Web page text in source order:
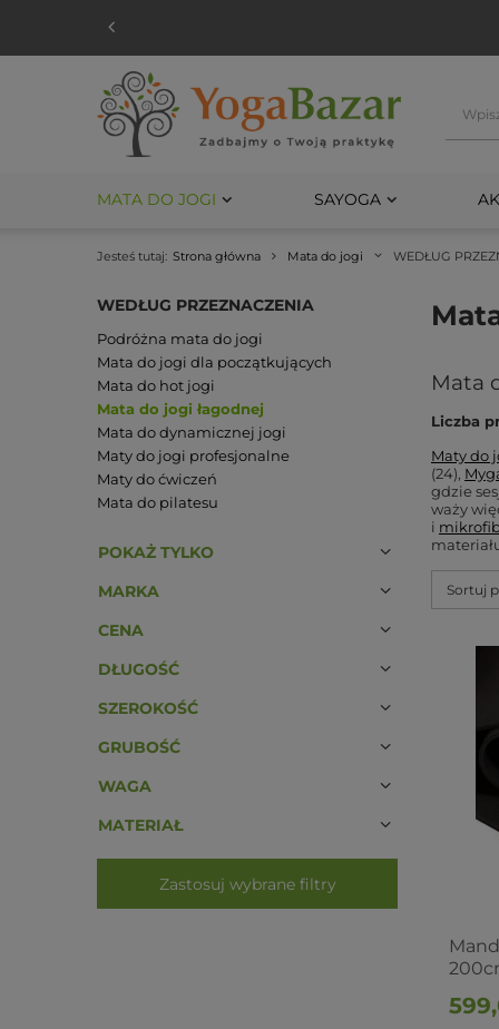
MATA DO JOGI SAYOGA
Jesteś tutaj: Strona główna Mata do jogi WEDŁUG
WEDŁUG PRZEZNACZENIA
Podróżna mata do jogi
Mata do jogi dla początkujących
Mata do hot jogi
Mata do jogi łagodnej
Mata do dynamicznej jogi
Maty do jogi profesjonalne
Maty do ćwiczeń
Mata do pilatesu
POKAŻ TYLKO
MARKA
CENA
DŁUGOŚĆ
SZEROKOŚĆ
GRUBOŚĆ
WAGA
MATERIAŁ
Zastosuj wybrane filtry
Mata
Liczba
Maty do
(24),
gdzie
waży
i
Sortuj